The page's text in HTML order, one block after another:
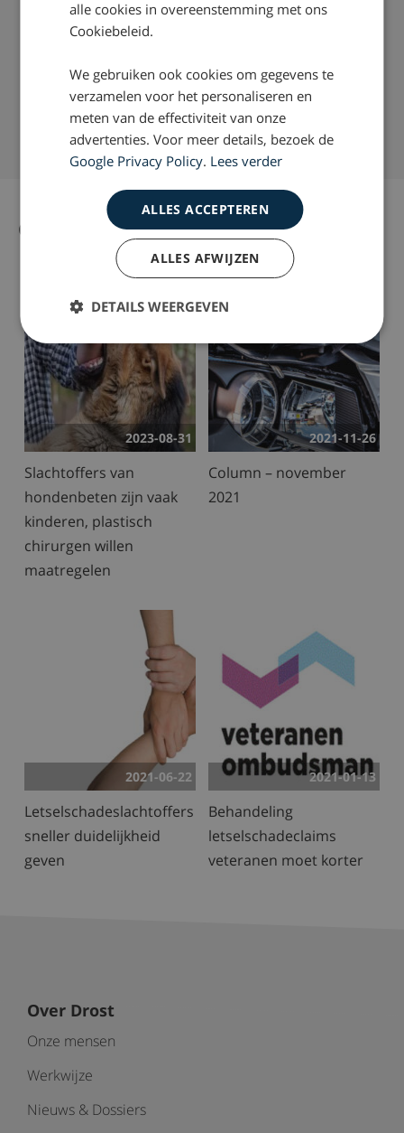
doen om bij een whiplash, letselschade voor u te
verhalen? Neem dan contact op via telefoonnummer:
Succespercentage van 98%
Nationaal Keurmerk Letselschade
Ruim 35 jaar ervaring door heel Nederland
Gerelateerd nieuws Alle nieuws artikelen
2023-08-31
Slachtoffers van
hondenbeten zijn vaak
kinderen, plastisch
chirurgen willen
maatregelen
2021-11-26
Column – november
2021
2021-06-22
Letselschadeslachtoffers
sneller duidelijkheid
geven
2021-01-13
Behandeling
letselschadeclaims
veteranen moet korter
Over Drost
Onze mensen
Werkwijze
Nieuws & Dossiers
alle cookies in overeenstemming met ons
Cookiebeleid.
We gebruiken ook cookies om gegevens te
verzamelen voor het personaliseren en
meten van de effectiviteit van onze
advertenties. Voor meer details, bezoek de
Google Privacy Policy. Lees verder
ALLES ACCEPTEREN
ALLES AFWIJZEN
DETAILS WEERGEVEN